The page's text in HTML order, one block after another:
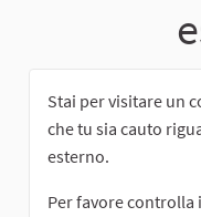
Stai per visitare un
che tu sia cauto
esterno.
Per favore controlla